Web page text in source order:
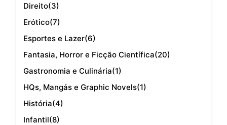
Direito(3)
Erótico(7)
Esportes e Lazer(6)
Fantasia, Horror e Ficção Científica(20)
Gastronomia e Culinária(1)
HQs, Mangás e Graphic Novels(1)
História(4)
Infantil(8)